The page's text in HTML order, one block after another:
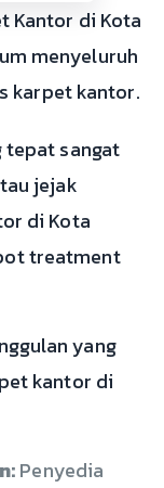
Kantor di Kota
menyeluruh
karpet kantor.
tepat sangat
jejak
di Kota
treatment
yang
kantor di
Penyedia